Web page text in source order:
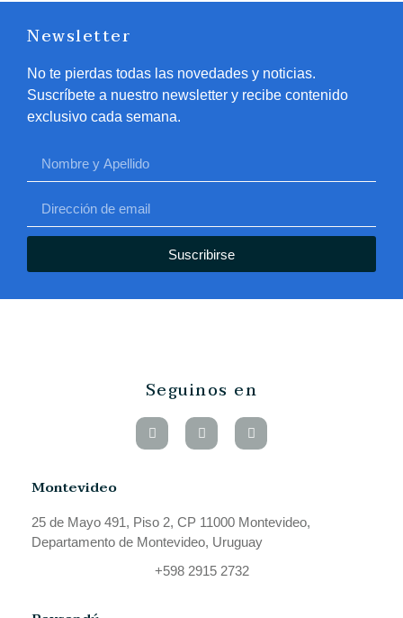
Newsletter
No te pierdas todas las novedades y noticias.
Suscríbete a nuestro newsletter y recibe contenido
exclusivo cada semana.
Suscribirse
Seguinos en
Montevideo
25 de Mayo 491, Piso 2, CP 11000 Montevideo,
Departamento de Montevideo, Uruguay
+598 2915 2732